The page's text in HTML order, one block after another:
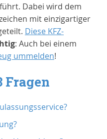
Dabei wird dem
mit einzigartiger
Diese KFZ-
: Auch bei einem
ummelden!